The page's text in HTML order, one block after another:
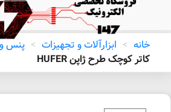
خانه > ابزارآلات و تجهیزات > پنس و
کاتر کوچک طرح ژاپن HUFER